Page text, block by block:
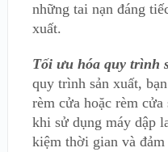
những tai nạn đáng
xuất.
Tối ưu hóa quy trình
quy trình sản xuất,
rèm cửa hoặc rèm
khi sử dụng máy dập
kiệm thời gian và